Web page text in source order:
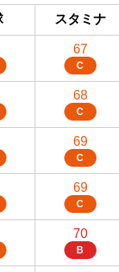
スタミナ
67
C
68
C
69
C
69
C
70
B